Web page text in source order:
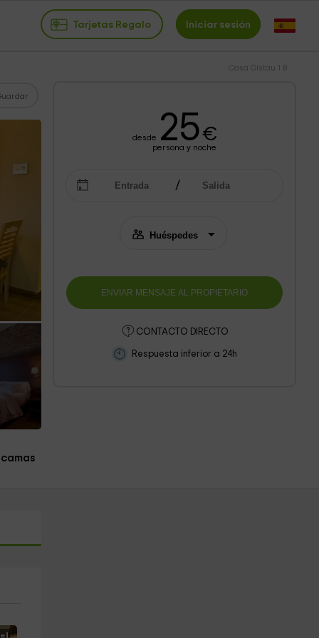
Tarjetas Regalo Iniciar sesión
Casa Gistau 1 B
desde 25€
persona y noche
CONTACTO DIRECTO
Respuesta inferior a 24h
camas